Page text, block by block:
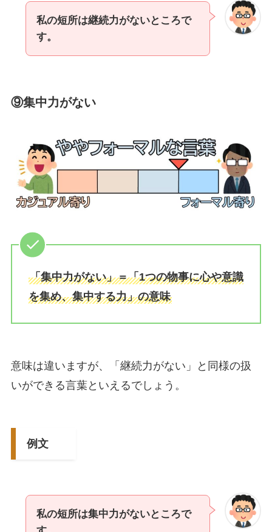
私の短所は継続力がないところで
す。
⑨集中力がない
「集中力がない」＝「1つの物事に心や意識
を集め、集中する力」の意味
意味は違いますが、「継続力がない」と同様の扱
いができる言葉といえるでしょう。
例文
私の短所は集中力がないところで